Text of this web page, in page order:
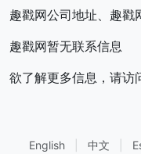
趣戳网公司地址、趣戳
趣戳网暂无联系信息
欲了解更多信息，请访
English 中文